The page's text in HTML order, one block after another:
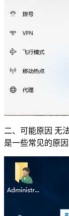
二、可能原因 无
是一些常见的原因